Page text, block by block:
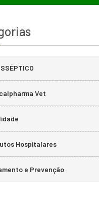
Vet
Hospitalares
e Prevenção